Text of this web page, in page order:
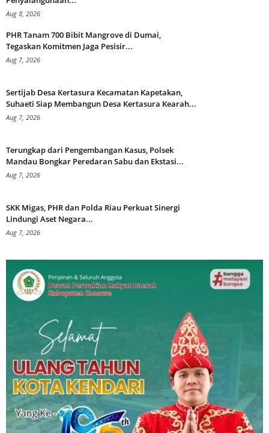
Aug 8, 2026
PHR Tanam 700 Bibit Mangrove di Dumai,
Tegaskan Komitmen Jaga Pesisir...
Aug 7, 2026
Sertijab Desa Kertasura Kecamatan Kapetakan,
Suhaeti Siap Membangun Desa Kertasura Kearah...
Aug 7, 2026
Terungkap dari Pengembangan Kasus, Polsek
Mandau Bongkar Peredaran Sabu dan Ekstasi...
Aug 7, 2026
SKK Migas, PHR dan Polda Riau Perkuat Sinergi
Lindungi Aset Negara...
Aug 7, 2026